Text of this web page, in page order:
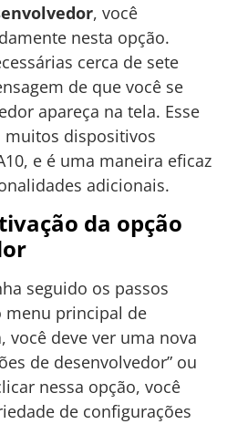
, você
nesta opção.
cerca de sete
de que você se
apareça na tela. Esse
dispositivos
e é uma maneira eficaz
adicionais.
da opção
seguido os passos
menu principal de
você deve ver uma nova
de desenvolvedor” ou
nessa opção, você
de configurações